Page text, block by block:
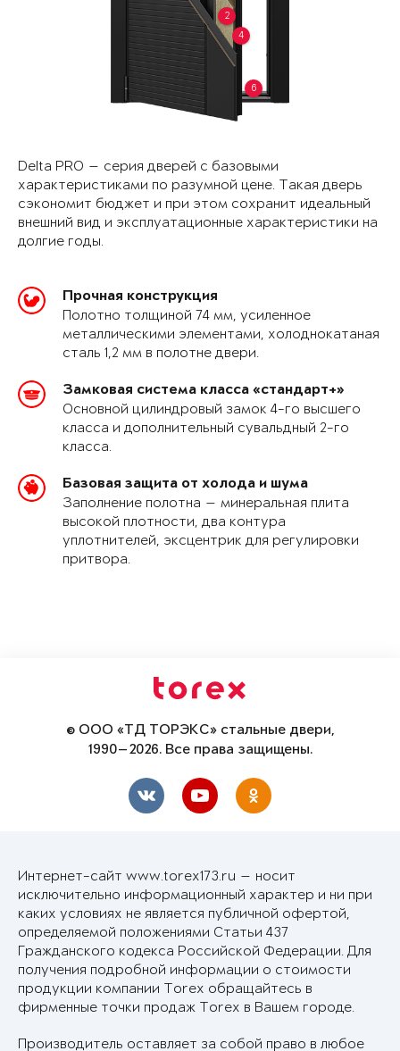
2
4
6
Delta PRO — серия дверей с базовыми
характеристиками по разумной цене. Такая дверь
сэкономит бюджет и при этом сохранит идеальный
внешний вид и эксплуатационные характеристики на
долгие годы.
Прочная конструкция
Полотно толщиной 74 мм, усиленное
металлическими элементами, холоднокатаная
сталь 1,2 мм в полотне двери.
Замковая система класса «стандарт+»
Основной цилиндровый замок 4-го высшего
класса и дополнительный сувальдный 2-го
класса.
Базовая защита от холода и шума
Заполнение полотна — минеральная плита
высокой плотности, два контура
уплотнителей, эксцентрик для регулировки
притвора.
© ООО «ТД ТОРЭКС» стальные двери,
1990—2026. Все права защищены.
Интернет-сайт www.torex173.ru — носит
исключительно информационный характер и ни при
каких условиях не является публичной офертой,
определяемой положениями Статьи 437
Гражданского кодекса Российской Федерации. Для
получения подробной информации о стоимости
продукции компании Torex обращайтесь в
фирменные точки продаж Torex в Вашем городе.
Производитель оставляет за собой право в любое